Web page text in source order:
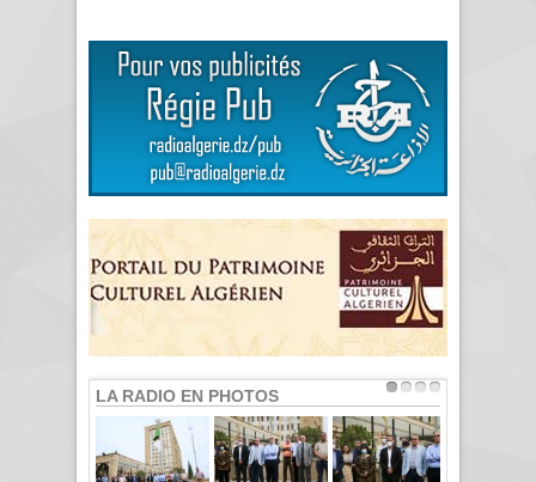
LA RADIO EN PHOTOS